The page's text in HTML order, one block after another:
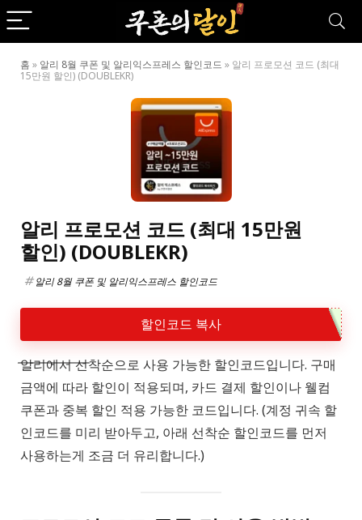
홈 » 알리 8월 쿠폰 및 알리익스프레스 할인코드 » 알리 프로모션 코드 (최대
15만원 할인) (DOUBLEKR)
알리 프로모션 코드 (최대 15만원
할인) (DOUBLEKR)
알리 8월 쿠폰 및 알리익스프레스 할인코드
할인코드 복사
알리에서 선착순으로 사용 가능한 할인코드입니다. 구매
금액에 따라 할인이 적용되며, 카드 결제 할인이나 웰컴
쿠폰과 중복 할인 적용 가능한 코드입니다. (계정 귀속 할
인코드를 미리 받아두고, 아래 선착순 할인코드를 먼저
사용하는게 조금 더 유리합니다.)